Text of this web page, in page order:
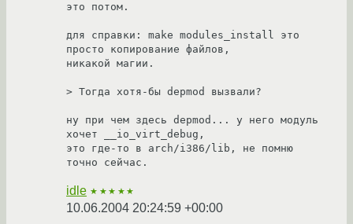
это потом.
для справки: make modules_install это
просто копирование файлов,
никакой магии.
> Тогда хотя-бы depmod вызвали?
ну при чем здесь depmod... у него модуль
хочет __io_virt_debug,
это где-то в arch/i386/lib, не помню
точно сейчас.
idle ★★★★★
10.06.2004 20:24:59 +00:00